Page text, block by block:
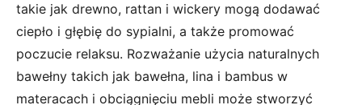
takie jak drewno, rattan i wickery mogą dodawać
ciepło i głębię do sypialni, a także promować
poczucie relaksu. Rozważanie użycia naturalnych
bawełny takich jak bawełna, lina i bambus w
materacach i obciągnięciu mebli może stworzyć